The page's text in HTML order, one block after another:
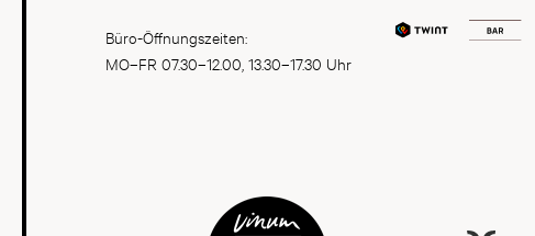
Büro-Öffnungszeiten:
MO–FR 07.30–12.00, 13.30–17.30 Uhr